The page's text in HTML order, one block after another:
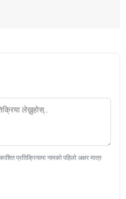
प्रतिक्रियामा नामको पहिलो अक्षर मात्र